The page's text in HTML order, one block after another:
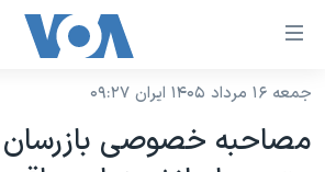
لینکهای
دسترسی
جهش
نسخه سبک وب‌سایت
جمعه ۱۶ مرداد ۱۴۰۵ ایران ۰۹:۲۷
مصاحبه خصوصی بازرسان